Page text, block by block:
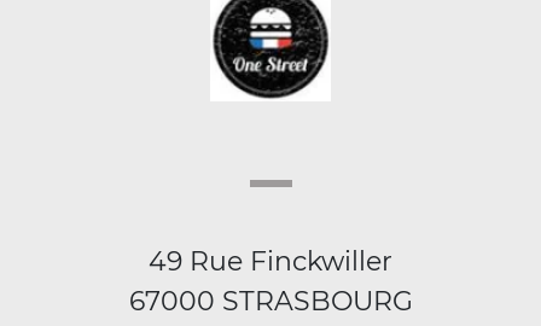
49 Rue Finckwiller
67000 STRASBOURG